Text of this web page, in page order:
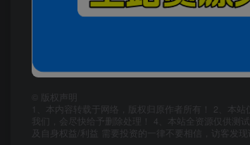
版权声明
1、本内容转载于网络，版权归原作者所有！ 2、本
我们，会尽快给予删除处理！ 4、本站全资源仅供
及自身权益/利益 需要投资的一律不要相信，访客发